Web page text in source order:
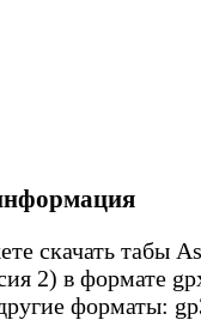
скачать табы
2) в формате
форматы: